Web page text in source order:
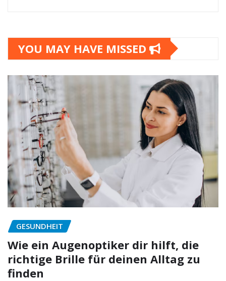
YOU MAY HAVE MISSED
GESUNDHEIT
Wie ein Augenoptiker dir hilft, die
richtige Brille für deinen Alltag zu
finden